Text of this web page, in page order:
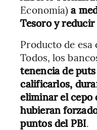
Economía)a
Tesoro y
Producto de
Todos, los
tenencia de
calificarlos,
eliminar el cepo
hubieran
puntos del PBI.